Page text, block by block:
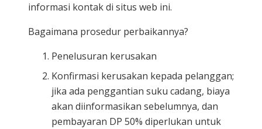
informasi kontak di situs web ini.
Bagaimana prosedur perbaikannya?
Penelusuran kerusakan
Konfirmasi kerusakan kepada pelanggan;
jika ada penggantian suku cadang, biaya
akan diinformasikan sebelumnya, dan
pembayaran DP 50% diperlukan untuk